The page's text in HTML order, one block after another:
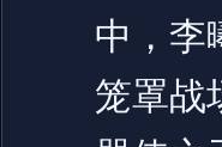
中，李
笼罩战